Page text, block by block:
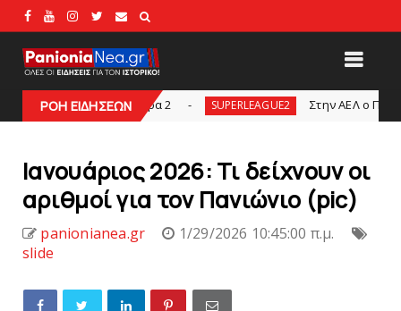
ΡΟΗ ΕΙΔΗΣΕΩΝ
τη Θύρα 2 SUPERLEAGUE2 Στην AEΛ ο Παπαγεωργίου
Ιανουάριος 2026: Τι δείχνουν οι
αριθμοί για τον Πανιώνιο (pic)
panionianea.gr
1/29/2026 10:45:00 π.μ.
slide